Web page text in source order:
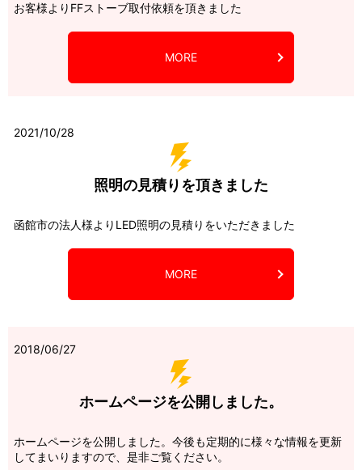
お客様よりFFストーブ取付依頼を頂きました
MORE
2021/10/28
照明の見積りを頂きました
函館市の法人様よりLED照明の見積りをいただきました
MORE
2018/06/27
ホームページを公開しました。
ホームページを公開しました。今後も定期的に様々な情報を更新
してまいりますので、是非ご覧ください。